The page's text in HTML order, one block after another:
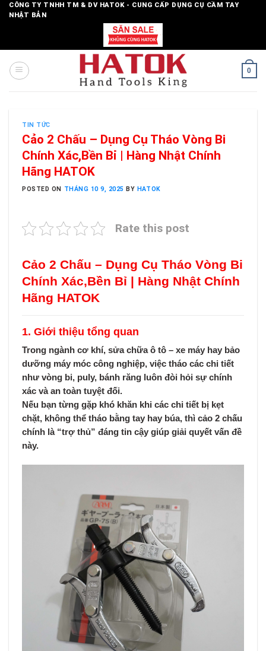
SkipCÔNG TY TNHH TM & DV HATOK - CUNG CẤP DỤNG CỤ CẦM TAY
NHẬT BẢN
0
TIN TỨC
Cảo 2 Chấu – Dụng Cụ Tháo Vòng Bi
Chính Xác,Bền Bỉ | Hàng Nhật Chính
Hãng HATOK
POSTED ON THÁNG 10 9, 2025 BY HATOK
Rate this post
Cảo 2 Chấu – Dụng Cụ Tháo Vòng Bi
Chính Xác,Bền Bỉ | Hàng Nhật Chính
Hãng HATOK
1. Giới thiệu tổng quan
Trong ngành cơ khí, sửa chữa ô tô – xe máy hay bảo
dưỡng máy móc công nghiệp, việc tháo các chi tiết
nhưvòng bi, puly, bánh răng luôn đòi hỏisự chính
xác và an toàn tuyệt đối.
Nếu bạn từng gặp khó khăn khi các chi tiết bị kẹt
chặt, không thể tháo bằng tay hay búa, thìcảo 2 chấu
chính là “trợ thủ” đáng tin cậy giúp giải quyết vấn đề
này.